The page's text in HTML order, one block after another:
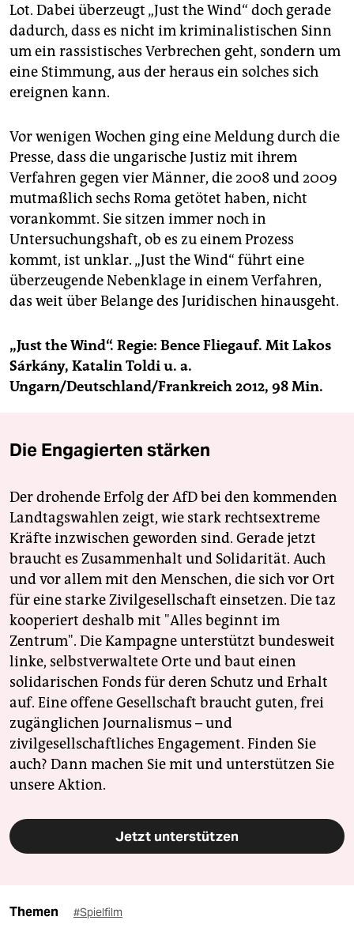
Lot. Dabei überzeugt „Just the Wind“ doch gerade
dadurch, dass es nicht im kriminalistischen Sinn
um ein rassistisches Verbrechen geht, sondern um
eine Stimmung, aus der heraus ein solches sich
ereignen kann.
Vor wenigen Wochen ging eine Meldung durch die
Presse, dass die ungarische Justiz mit ihrem
Verfahren gegen vier Männer, die 2008 und 2009
mutmaßlich sechs Roma getötet haben, nicht
vorankommt. Sie sitzen immer noch in
Untersuchungshaft, ob es zu einem Prozess
kommt, ist unklar. „Just the Wind“ führt eine
überzeugende Nebenklage in einem Verfahren,
das weit über Belange des Juridischen hinausgeht.
„Just the Wind“. Regie: Bence Fliegauf. Mit Lakos
Sárkány, Katalin Toldi u. a.
Ungarn/Deutschland/Frankreich 2012, 98 Min.
Die Engagierten stärken
Der drohende Erfolg der AfD bei den kommenden
Landtagswahlen zeigt, wie stark rechtsextreme
Kräfte inzwischen geworden sind. Gerade jetzt
braucht es Zusammenhalt und Solidarität. Auch
und vor allem mit den Menschen, die sich vor Ort
für eine starke Zivilgesellschaft einsetzen. Die taz
kooperiert deshalb mit "Alles beginnt im
Zentrum". Die Kampagne unterstützt bundesweit
linke, selbstverwaltete Orte und baut einen
solidarischen Fonds für deren Schutz und Erhalt
auf. Eine offene Gesellschaft braucht guten, frei
zugänglichen Journalismus – und
zivilgesellschaftliches Engagement. Finden Sie
auch? Dann machen Sie mit und unterstützen Sie
unsere Aktion.
Jetzt unterstützen
Themen #Spielfilm